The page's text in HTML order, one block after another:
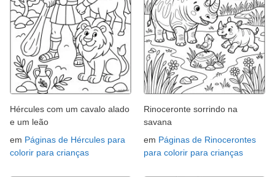
Hércules com um cavalo alado
e um leão
em Páginas de Hércules para
colorir para crianças
Rinoceronte sorrindo na
savana
em Páginas de Rinocerontes
para colorir para crianças